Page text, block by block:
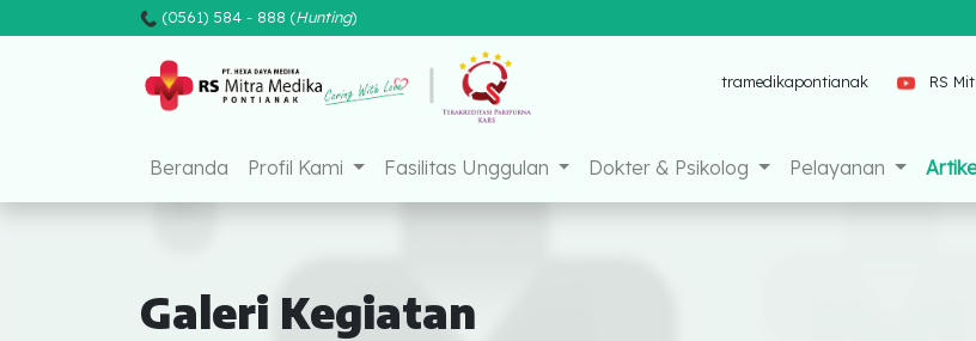
(0561) 584 - 888 (Hunting)
Mitra Medika Pontianak mitramedikapontianak RS Mitra Medika
Beranda Profil Kami Fasilitas Unggulan Dokter & Psikolog Pelayanan
Galeri Kegiatan